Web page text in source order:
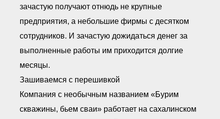
Общественный контроль
Политика информационной
открытости
Антикоррупционная политика
Орган надзора
Членство в НКО
Работа в Общественных советах
Законодательство РФ по
зачастую получают отнюдь не крупные
предприятия, а небольшие фирмы с десятком
сотрудников. И зачастую дожидаться денег за
выполненные работы им приходится долгие
месяцы.
Зашиваемся с перешивкой
Компания с необычным названием «Бурим
скважины, бьем сваи» работает на сахалинском